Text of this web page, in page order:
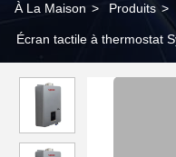
À La Maison > Produits >
Écran tactile à thermostat